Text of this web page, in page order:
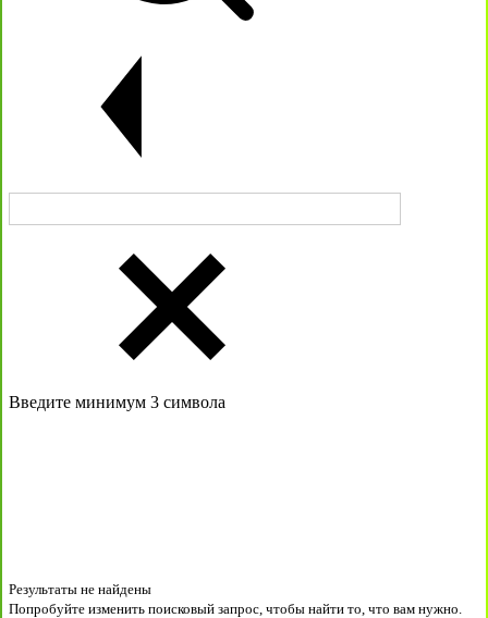
Введите минимум 3 символа
Результаты не найдены
Попробуйте изменить поисковый запрос, чтобы найти то, что вам нужно.